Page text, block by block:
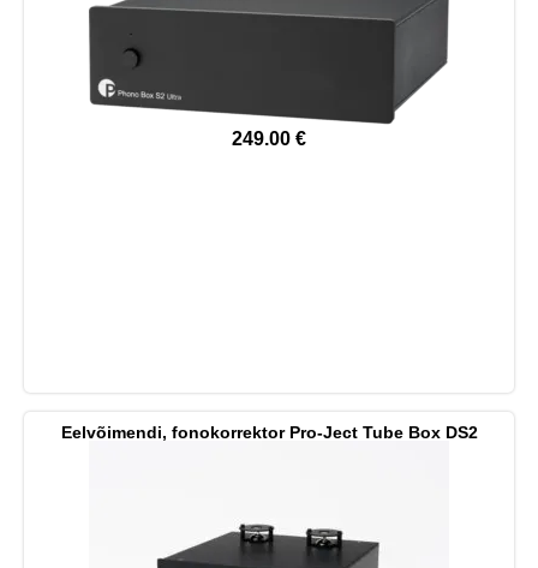
249.00 €
Eelvõimendi, fonokorrektor Pro-Ject Tube Box DS2